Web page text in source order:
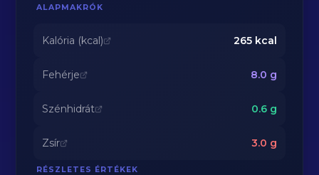
ALAPMAKRÓK
Kalória (kcal) 265kcal
Fehérje 8.0 g
Szénhidrát 0.6g
Zsír 3.0 g
RÉSZLETES ÉRTÉKEK